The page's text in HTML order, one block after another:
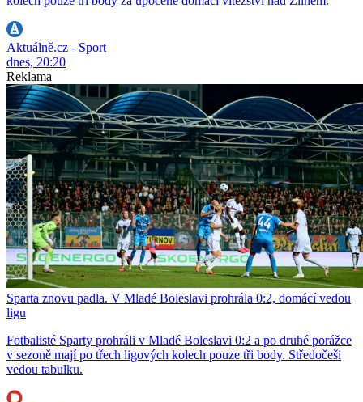
Aktuálně.cz - Sport
dnes, 20:20
Reklama
Sparta znovu padla. V Mladé Boleslavi prohrála 0:2, domácí vedou
ligu
Fotbalisté Sparty prohráli v Mladé Boleslavi 0:2 a po druhé porážce
v sezoně mají po třech ligových kolech pouze tři body. Středočeši
vedou tabulku.